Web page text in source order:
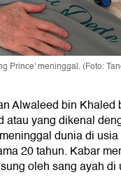
Prince' meninggal. (Foto:
Alwaleed bin Khaled
atau yang dikenal
dunia di
20 tahun. Kabar
oleh sang ayah di